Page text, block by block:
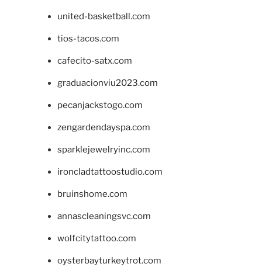
united-basketball.com
tios-tacos.com
cafecito-satx.com
graduacionviu2023.com
pecanjackstogo.com
zengardendayspa.com
sparklejewelryinc.com
ironcladtattoostudio.com
bruinshome.com
annascleaningsvc.com
wolfcitytattoo.com
oysterbayturkeytrot.com